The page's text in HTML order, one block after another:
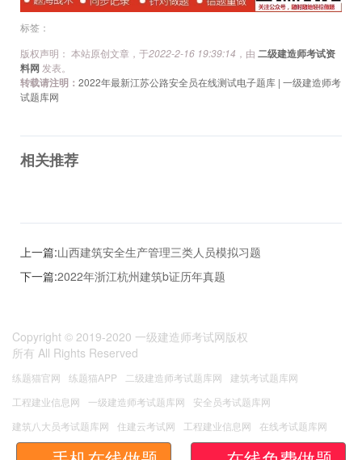
标签：
版权声明： 本站原创文章，于2022-2-16 19:39:14 ，由 二级建造师考试资
料网 发表。
转载请注明： 2022年最新江苏公路安全员在线测试电子题库 | 一级建造师考
试题库网
相关推荐
上一篇:山西建筑安全生产管理三类人员模拟习题
下一篇:2022年浙江杭州建筑b证历年真题
Copyright © 2019-2020 一级建造师考试网版权
所有 All Rights Reserved
练题猫官网 练题猫APP 二级建造师考试题库网
建筑考试题库网
工程建业信息网
一级建造师考试题库网
安全员考试题库网
建筑八大员考试题库网
住建云考试网 工程建业信息网
在线考试题库网
无忧考试网
安管人员考试题库